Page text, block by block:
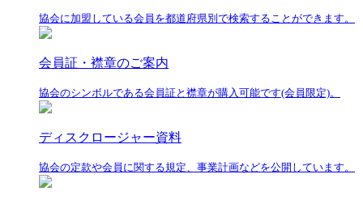
協会に加盟している会員を都道府県別で検索することができます。
会員証・襟章のご案内
協会のシンボルである会員証と襟章が購入可能です(会員限定)。
ディスクロージャー資料
協会の定款や会員に関する規定、事業計画などを公開しています。